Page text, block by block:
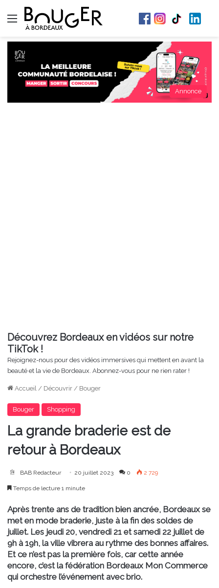
Menu
Annonce
Découvrez Bordeaux en vidéos sur notre
TikTok !
Rejoignez-nous pour des vidéos immersives qui mettent en avant la
beauté et la vie de Bordeaux. Abonnez-vous pour ne rien rater !
Accueil / Découvrir / Bouger
Bouger Shopping
La grande braderie est de
retour à Bordeaux
BAB Redacteur 20 juillet 2023 0 2 729
Temps de lecture 1 minute
Après trente ans de tradition bien ancrée, Bordeaux se
met en mode braderie, juste à la fin des soldes de
juillet. Les jeudi 20, vendredi 21 et samedi 22 juillet de
9h à 19h, la ville vibrera au rythme des bonnes affaires.
Et ce n’est pas la première fois, car cette année
encore, c’est la fédération Bordeaux Mon Commerce
qui orchestre l’événement avec brio.